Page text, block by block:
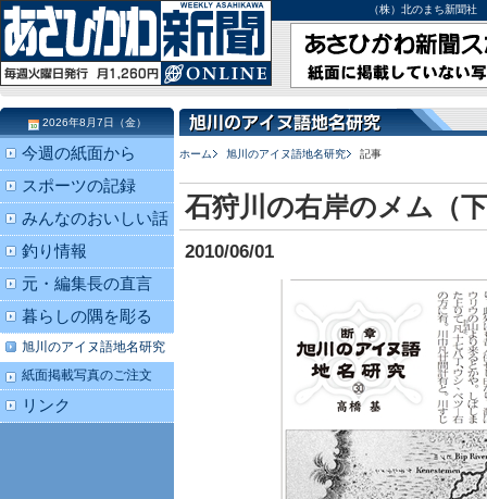
（株）北のまち新聞
ホーム 旭川のアイヌ語地名研究 記事
石狩川の右岸のメム（
2010/06/01
2026年8月7日（金）
今週の紙面から
スポーツの記録
みんなのおいしい話
釣り情報
元・編集長の直言
暮らしの隅を彫る
旭川のアイヌ語地名研究
紙面掲載写真のご注文
リンク